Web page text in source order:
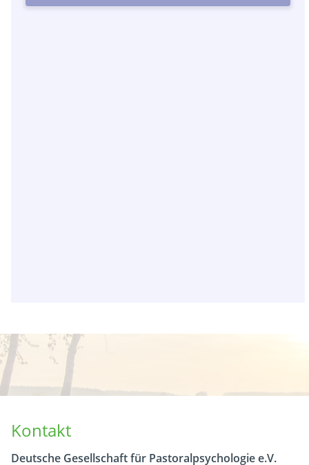
Kontakt
Deutsche Gesellschaft für Pastoralpsychologie e.V.